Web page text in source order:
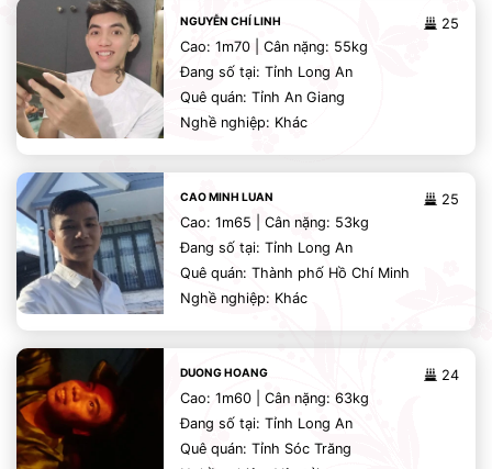
25
NGUYỄN CHÍ LINH
Cao: 1m70 | Cân nặng: 55kg
Đang số tại: Tỉnh Long An
Quê quán: Tỉnh An Giang
Nghề nghiệp: Khác
25
CAO MINH LUAN
Cao: 1m65 | Cân nặng: 53kg
Đang số tại: Tỉnh Long An
Quê quán: Thành phố Hồ Chí Minh
Nghề nghiệp: Khác
24
DUONG HOANG
Cao: 1m60 | Cân nặng: 63kg
Đang số tại: Tỉnh Long An
Quê quán: Tỉnh Sóc Trăng